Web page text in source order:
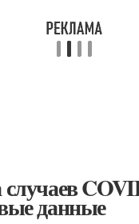
случаев
данные